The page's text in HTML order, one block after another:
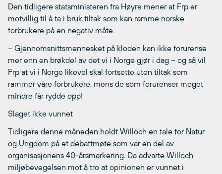
Den tidligere statsministeren fra Høyre mener at Frp er
motvillig til å ta i bruk tiltak som kan ramme norske
forbrukere på en negativ måte.
– Gjennomsnittsmennesket på kloden kan ikke forurense
mer enn en brøkdel av det vi i Norge gjør i dag – og så vil
Frp at vi i Norge likevel skal fortsette uten tiltak som
rammer våre forbrukere, mens de som forurenser meget
mindre får rydde opp!
Slaget ikke vunnet
Tidligere denne måneden holdt Willoch en tale for Natur
og Ungdom på et debattmøte som var en del av
organisasjonens 40-årsmarkering. Da advarte Willoch
miljøbevegelsen mot å tro at opinionen er vunnet i